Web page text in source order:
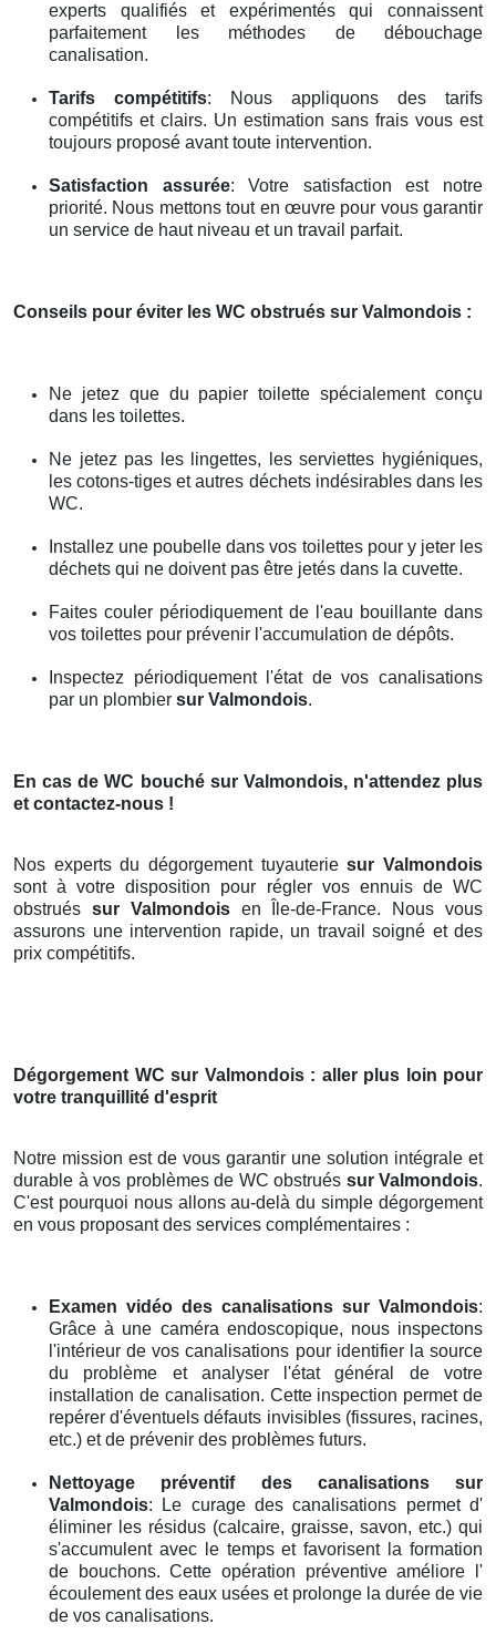
experts qualifiés et expérimentés qui connaissent
parfaitement les méthodes de débouchage
canalisation.
Tarifs compétitifs: Nous appliquons des tarifs
compétitifs et clairs. Un estimation sans frais vous est
toujours proposé avant toute intervention.
Satisfaction assurée: Votre satisfaction est notre
priorité. Nous mettons tout en œuvre pour vous garantir
un service de haut niveau et un travail parfait.
Conseils pour éviter les WC obstrués sur Valmondois :
Ne jetez que du papier toilette spécialement conçu
dans les toilettes.
Ne jetez pas les lingettes, les serviettes hygiéniques,
les cotons-tiges et autres déchets indésirables dans les
WC.
Installez une poubelle dans vos toilettes pour y jeter les
déchets qui ne doivent pas être jetés dans la cuvette.
Faites couler périodiquement de l'eau bouillante dans
vos toilettes pour prévenir l'accumulation de dépôts.
Inspectez périodiquement l'état de vos canalisations
par un plombier sur Valmondois.
En cas de WC bouché sur Valmondois, n'attendez plus
et contactez-nous !
Nos experts du dégorgement tuyauteriesur Valmondois
sont à votre disposition pour régler vos ennuis de WC
obstrués sur Valmondois en Île-de-France. Nous vous
assurons une intervention rapide, un travail soigné et des
prix compétitifs.
Dégorgement WC sur Valmondois: aller plus loin pour
votre tranquillité d'esprit
Notre mission est de vous garantir une solution intégrale et
durable à vos problèmes de WC obstrués sur Valmondois.
C'est pourquoi nous allons au-delà du simple dégorgement
en vous proposant des services complémentaires :
Examen vidéo des canalisations sur Valmondois:
Grâce à une caméra endoscopique, nous inspectons
l'intérieur de vos canalisations pour identifier la source
du problème et analyser l'état général de votre
installation de canalisation. Cette inspection permet de
repérer d'éventuels défauts invisibles (fissures, racines,
etc.) et de prévenir des problèmes futurs.
Nettoyage préventif des canalisations sur
Valmondois: Le curage des canalisations permet d'
éliminer les résidus (calcaire, graisse, savon, etc.) qui
s'accumulent avec le temps et favorisent la formation
de bouchons. Cette opération préventive améliore l'
écoulement des eaux usées et prolonge la durée de vie
de vos canalisations.